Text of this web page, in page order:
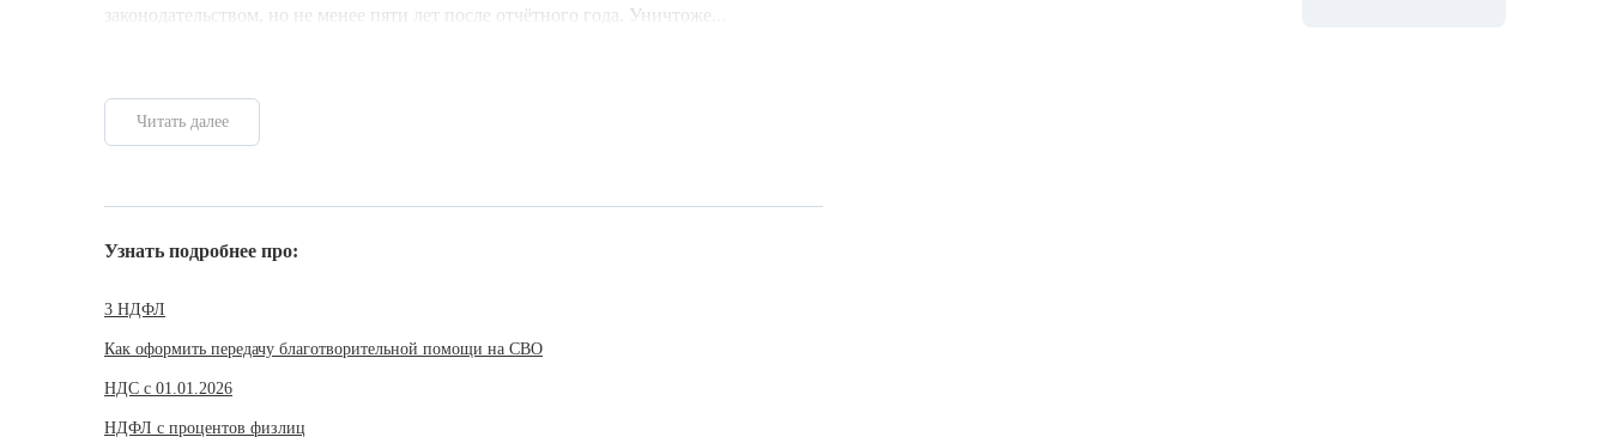
законодательством, но не менее пяти лет после отчётного года. Уничтоже...
Читать далее
Узнать подробнее про:
3 НДФЛ
Как оформить передачу благотворительной помощи на СВО
НДС с 01.01.2026
НДФЛ с процентов физлиц